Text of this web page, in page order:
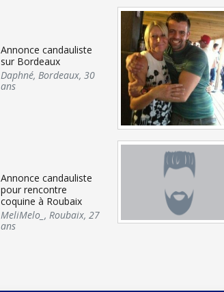
Annonce candauliste
sur Bordeaux
Daphné, Bordeaux, 30
ans
Annonce candauliste
pour rencontre
coquine à Roubaix
MeliMelo_ , Roubaix, 27
ans